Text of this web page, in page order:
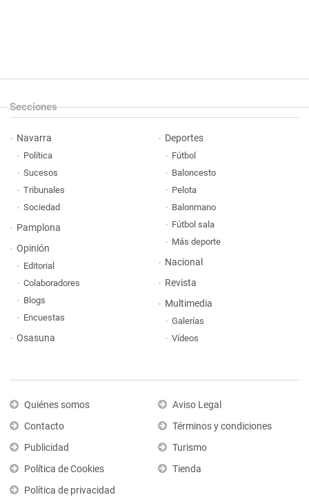
Secciones
Navarra
Política
Sucesos
Tribunales
Sociedad
Pamplona
Opinión
Editorial
Colaboradores
Blogs
Encuestas
Osasuna
Deportes
Fútbol
Baloncesto
Pelota
Balonmano
Fútbol sala
Más deporte
Nacional
Revista
Multimedia
Galerías
Vídeos
Quiénes somos
Contacto
Publicidad
Política de Cookies
Política de privacidad
Aviso Legal
Términos y condiciones
Turismo
Tienda